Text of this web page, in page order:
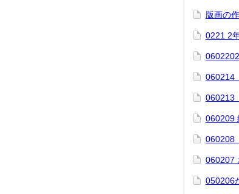
版画の
0221 2
060214
060213
060209
060208
060207
050206